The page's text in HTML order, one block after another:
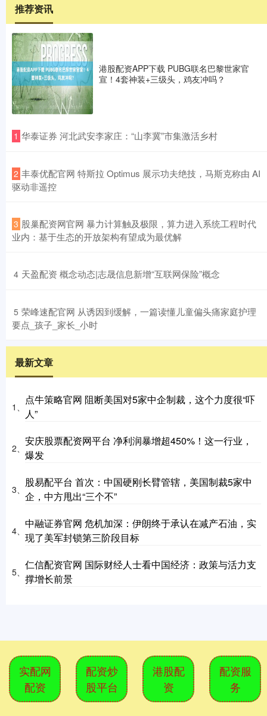
推荐资讯
港股配资APP下载 PUBG联名巴黎世家官
宣！4套神装+三级头，鸡友冲吗？
1 ​华泰证券 河北武安李家庄：“山李冀”市集激活乡村
2 ​丰泰优配官网 特斯拉 Optimus 展示功夫绝技，马斯克称由 AI
驱动非遥控
3 ​股巢配资网官网 暴力计算触及极限，算力进入系统工程时代
业内：基于生态的开放架构有望成为最优解
4 ​天盈配资 概念动态|志晟信息新增“互联网保险”概念
5 ​荣峰速配官网 从诱因到缓解，一篇读懂儿童偏头痛家庭护理
要点_孩子_家长_小时
最新文章
1、
点牛策略官网 阻断美国对5家中企制裁，这个力度很“吓
人”
2、
安庆股票配资网平台 净利润暴增超450%！这一行业，
爆发
3、
股易配平台 首次：中国硬刚长臂管辖，美国制裁5家中
企，中方甩出“三个不”
4、
中融证券官网 危机加深：伊朗终于承认在减产石油，实
现了美军封锁第三阶段目标
5、
仁信配资官网 国际财经人士看中国经济：政策与活力支
撑增长前景
实配网
配资
配资炒
股平台
港股配
资
配资服
务